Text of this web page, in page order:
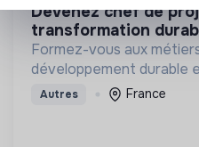
devenez chef de projet rse et pilotez la
transformation
Formez-vous aux
développement durable
écologique en entreprise
Autres France